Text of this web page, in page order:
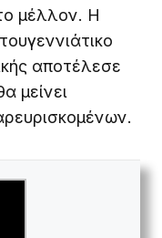
μέλλον. Η
αποτέλεσε
μείνει